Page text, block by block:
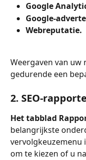
Google
Google-
Webreputatie.
Weergaven van
gedurende een
2. SEO-
Het tabblad
belangrijkste
vervolgkeuzemenu
om te kiezen of u